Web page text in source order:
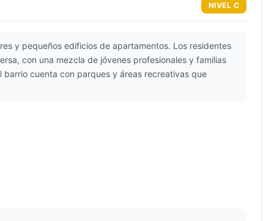
NIVEL C
y pequeños edificios de apartamentos. Los residentes
con una mezcla de jóvenes profesionales y familias
cuenta con parques y áreas recreativas que